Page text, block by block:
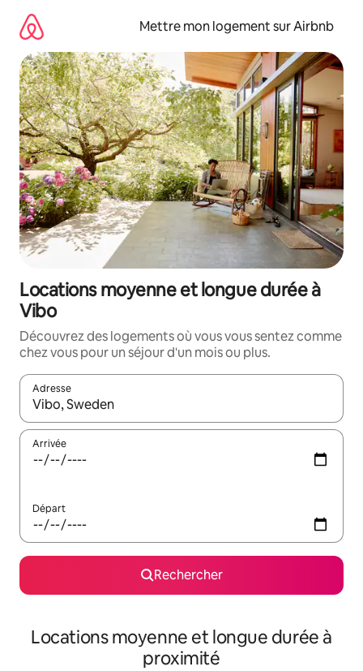
directement
contenu
Mettre mon logement sur Airbnb
Locations moyenne et longue durée à
Vibo
Découvrez des logements où vous vous sentez comme
chez vous pour un séjour d'un mois ou plus.
Adresse
Lorsque les résultats s'affichent, utilisez les flèches vers le
Arrivée
Départ
Rechercher
Locations moyenne et longue durée à
proximité